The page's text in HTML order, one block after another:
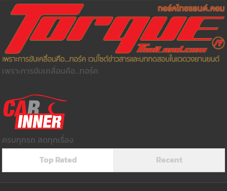
เพราะการขับเคลื่อนคือ...ทอร์ค
ครบทุกรถ สดทุกเรื่อง
Top Rated
Recent